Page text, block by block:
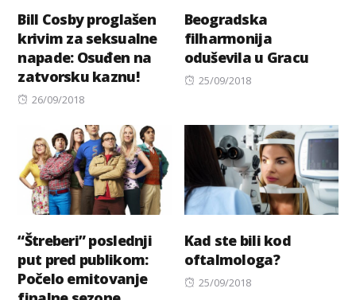
Bill Cosby proglašen
krivim za seksualne
napade: Osuđen na
zatvorsku kaznu!
Posted
26/09/2018
Beogradska
filharmonija
oduševila u Gracu
Posted
25/09/2018
“Štreberi” poslednji
put pred publikom:
Počelo emitovanje
Kad ste bili kod
oftalmologa?
Posted
25/09/2018